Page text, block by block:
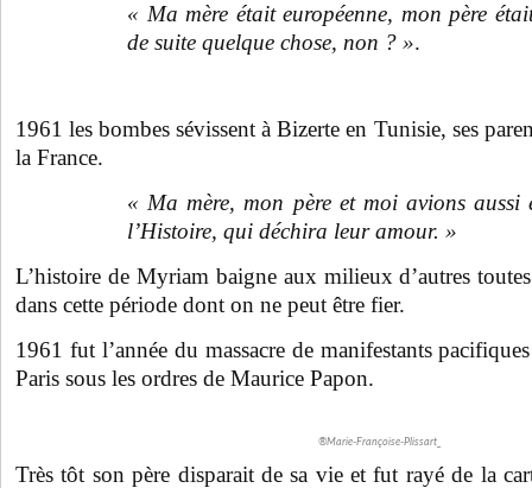
« Ma mère était européenne, mon père
de suite quelque chose, non ? ».
1961 les bombes sévissent à Bizerte en Tunisie, ses
la France.
« Ma mère, mon père et moi avions
l’Histoire, qui déchira leur amour. »
L’histoire de Myriam baigne aux milieux d’autres
dans cette période dont on ne peut être fier.
1961 fut l’année du massacre de manifestants
Paris sous les ordres de Maurice Papon.
®Marie-Françoise-Plissart_
Très tôt son père disparait de sa vie et fut rayé de la